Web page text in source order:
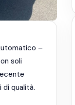
–
soli
qualità.